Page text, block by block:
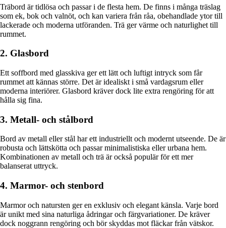
Träbord är tidlösa och passar i de flesta hem. De finns i många träslag
som ek, bok och valnöt, och kan variera från råa, obehandlade ytor till
lackerade och moderna utföranden. Trä ger värme och naturlighet till
rummet.
2. Glasbord
Ett soffbord med glasskiva ger ett lätt och luftigt intryck som får
rummet att kännas större. Det är idealiskt i små vardagsrum eller
moderna interiörer. Glasbord kräver dock lite extra rengöring för att
hålla sig fina.
3. Metall- och stålbord
Bord av metall eller stål har ett industriellt och modernt utseende. De är
robusta och lättskötta och passar minimalistiska eller urbana hem.
Kombinationen av metall och trä är också populär för ett mer
balanserat uttryck.
4. Marmor- och stenbord
Marmor och natursten ger en exklusiv och elegant känsla. Varje bord
är unikt med sina naturliga ådringar och färgvariationer. De kräver
dock noggrann rengöring och bör skyddas mot fläckar från vätskor.